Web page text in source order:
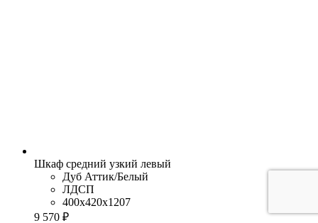
Шкаф средний узкий левый
Дуб Аттик/Белый
ЛДСП
400x420x1207
9 570 ₽